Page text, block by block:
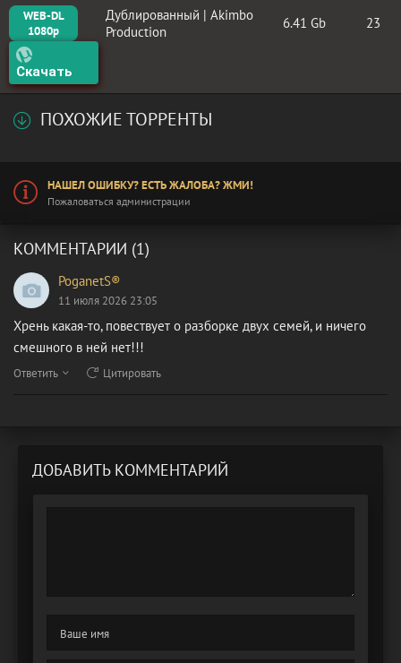
WEB-DL
1080p
Дублированный | Akimbo
Production
6.41 Gb 23
Скачать
ПОХОЖИЕ ТОРРЕНТЫ
НАШЕЛ ОШИБКУ? ЕСТЬ ЖАЛОБА? ЖМИ!
Пожаловаться администрации
КОММЕНТАРИИ (1)
PoganetS®
11 июля 2026 23:05
Хрень какая-то, повествует о разборке двух семей, и ничего
смешного в ней нет!!!
Ответить Цитировать
ДОБАВИТЬ КОММЕНТАРИЙ